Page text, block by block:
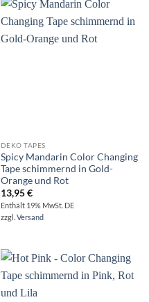
DEKO TAPES
Spicy Mandarin Color Changing
Tape schimmernd in Gold-
Orange und Rot
13,95€
Enthält 19% MwSt. DE
zzgl. Versand